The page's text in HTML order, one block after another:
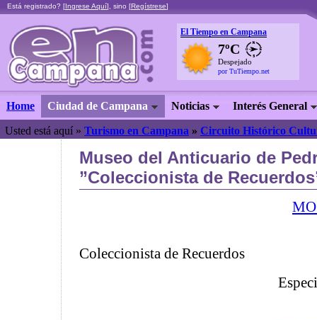
Está registrado? [Ingrese Aquí], sino [Regístrese]
El Tiempo en Campana
7ºC
Despejado
por TuTiempo.net
Home Ciudad de Campana Noticias Interés General
Usted está aquí » Turismo en Campana » Circuito Histórico
Museo del Anticuario de
”Coleccionista de
Coleccionista de Recuerdos